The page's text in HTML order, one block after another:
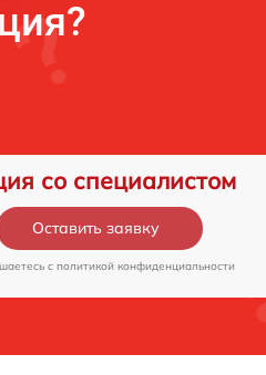
со специалистом
Оставить заявку
c политикой конфиденциальности